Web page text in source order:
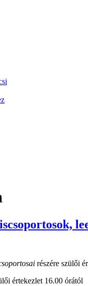
részére szülői
értekezlet 16.00 órától